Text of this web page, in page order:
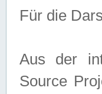
Für die
Aus der
Source